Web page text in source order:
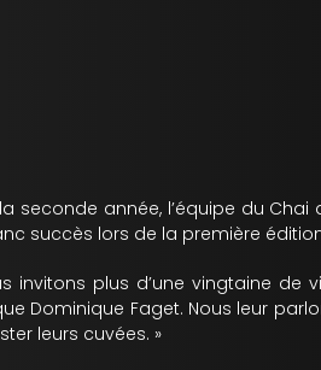
seconde année, l’équipe du
succès lors de la première
invitons plus d’une vingtaine
Dominique Faget. Nous leur
leurs cuvées. »